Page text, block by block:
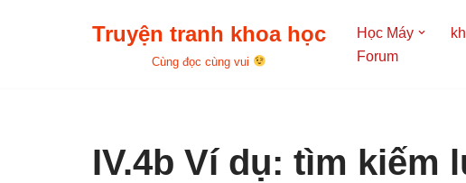
Truyện tranh khoa học
Cùng đọc cùng vui
Học Máy
Forum
IV.4b Ví dụ: tìm kiếm